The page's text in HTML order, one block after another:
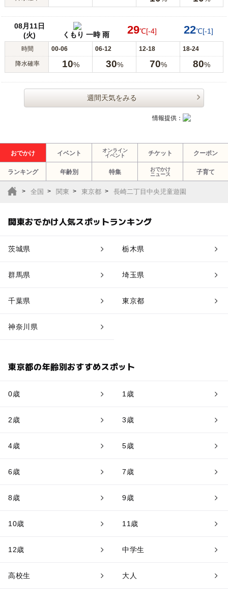
08月11日
(火)
くもり 一時 雨 29℃[-4] 22℃[-1]
時間 00-06 06-12 12-18 18-24
降水確率 10% 30% 70% 80%
週間天気をみる
情報提供：
おでかけ イベント
オンライン
イベント
チケット クーポン
ランキング 年齢別 特集
おでかけ
ニュース
子育て
全国 関東 東京都 長崎二丁目中央児童遊園
関東おでかけ人気スポットランキング
茨城県 栃木県
群馬県 埼玉県
千葉県 東京都
神奈川県
東京都の年齢別おすすめスポット
0歳 1歳
2歳 3歳
4歳 5歳
6歳 7歳
8歳 9歳
10歳 11歳
12歳 中学生
高校生 大人